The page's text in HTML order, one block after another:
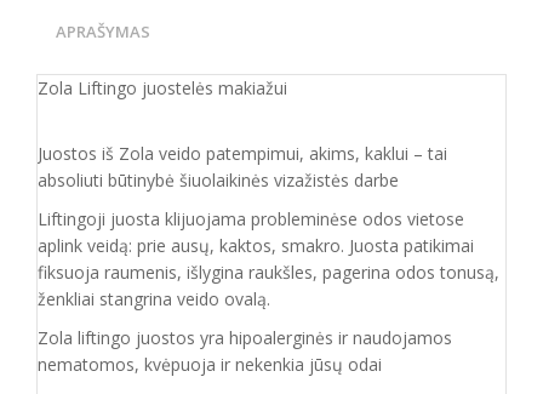
APRAŠYMAS
Zola Liftingo juostelės makiažui
Juostos iš Zola veido patempimui, akims, kaklui – tai
absoliuti būtinybė šiuolaikinės vizažistės darbe
Liftingoji juosta klijuojama probleminėse odos vietose
aplink veidą: prie ausų, kaktos, smakro. Juosta patikimai
fiksuoja raumenis, išlygina raukšles, pagerina odos tonusą,
ženkliai stangrina veido ovalą.
Zola liftingo juostos yra hipoalerginės ir naudojamos
nematomos, kvėpuoja ir nekenkia jūsų odai